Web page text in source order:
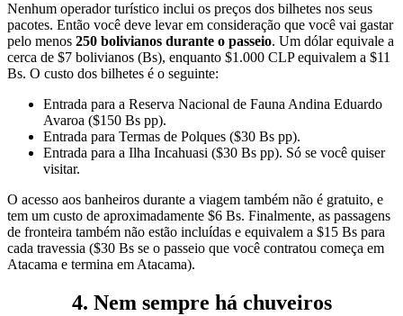
Nenhum operador turístico inclui os preços dos bilhetes nos seus
pacotes. Então você deve levar em consideração que você vai gastar
pelo menos 250 bolivianos durante o passeio. Um dólar equivale a
cerca de $7 bolivianos (Bs), enquanto $1.000 CLP equivalem a $11
Bs. O custo dos bilhetes é o seguinte:
Entrada para a Reserva Nacional de Fauna Andina Eduardo
Avaroa ($150 Bs pp).
Entrada para Termas de Polques ($30 Bs pp).
Entrada para a Ilha Incahuasi ($30 Bs pp). Só se você quiser
visitar.
O acesso aos banheiros durante a viagem também não é gratuito, e
tem um custo de aproximadamente $6 Bs. Finalmente, as passagens
de fronteira também não estão incluídas e equivalem a $15 Bs para
cada travessia ($30 Bs se o passeio que você contratou começa em
Atacama e termina em Atacama).
4. Nem sempre há chuveiros